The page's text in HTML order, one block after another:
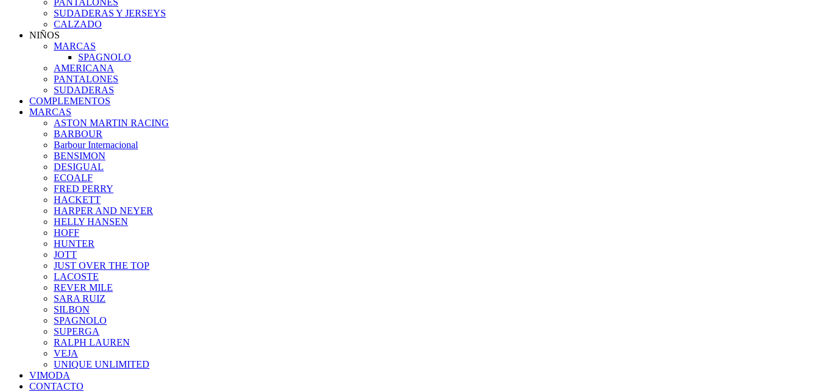
PANTALONES
SUDADERAS Y JERSEYS
CALZADO
NIÑOS
MARCAS
SPAGNOLO
AMERICANA
PANTALONES
SUDADERAS
COMPLEMENTOS
MARCAS
ASTON MARTIN RACING
BARBOUR
Barbour Internacional
BENSIMON
DESIGUAL
ECOALF
FRED PERRY
HACKETT
HARPER AND NEYER
HELLY HANSEN
HOFF
HUNTER
JOTT
JUST OVER THE TOP
LACOSTE
REVER MILE
SARA RUIZ
SILBON
SPAGNOLO
SUPERGA
RALPH LAUREN
VEJA
UNIQUE UNLIMITED
VIMODA
CONTACTO